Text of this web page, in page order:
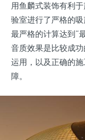
用鱼麟式装饰有利
验室进行了严格的
最严格的计算达到“
音质效果是比较成
运用，以及正确的
障。